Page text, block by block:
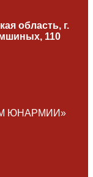
область, г.
110
ЮНАРМИИ»